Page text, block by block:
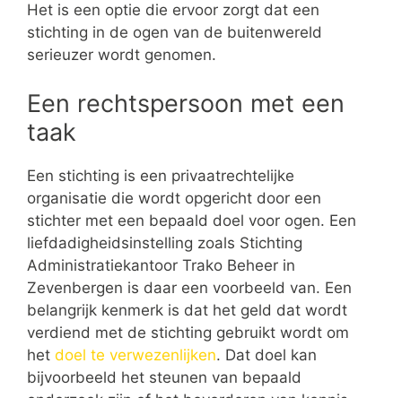
Het is een optie die ervoor zorgt dat een
stichting in de ogen van de buitenwereld
serieuzer wordt genomen.
Een rechtspersoon met een
taak
Een stichting is een privaatrechtelijke
organisatie die wordt opgericht door een
stichter met een bepaald doel voor ogen. Een
liefdadigheidsinstelling zoals Stichting
Administratiekantoor Trako Beheer in
Zevenbergen is daar een voorbeeld van. Een
belangrijk kenmerk is dat het geld dat wordt
verdiend met de stichting gebruikt wordt om
het doel te verwezenlijken. Dat doel kan
bijvoorbeeld het steunen van bepaald